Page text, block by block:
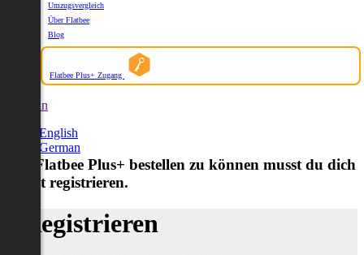
Umzugsvergleich
Über Flatbee
Blog
Flatbee Plus+ Zugang
German
English
German
Um Flatbee Plus+ bestellen zu können musst du dich
zuerst registrieren.
Registrieren